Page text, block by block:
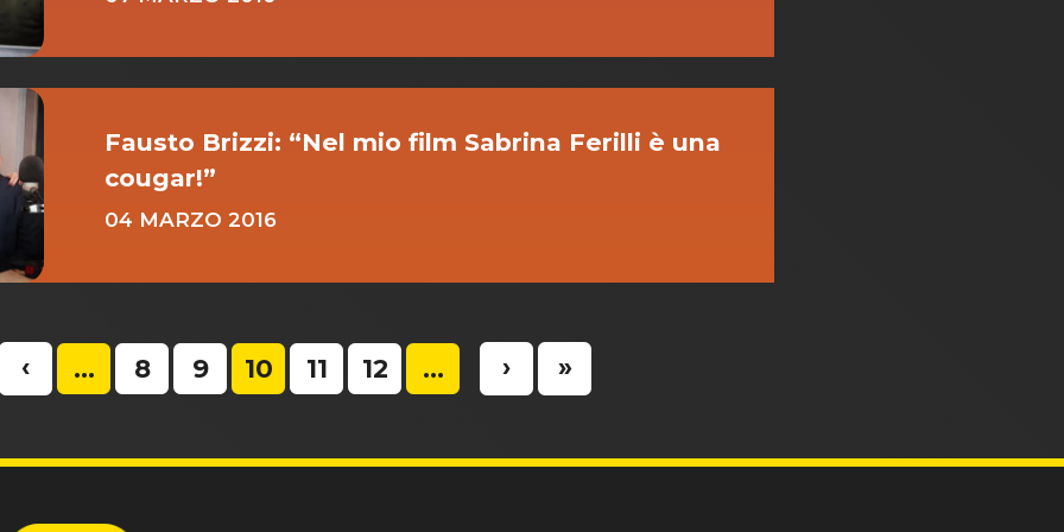
Fausto Brizzi: “Nel mio film Sabrina Ferilli è una
cougar!”
04 MARZO 2016
‹ ... 8 9 10 11 12 ... › »